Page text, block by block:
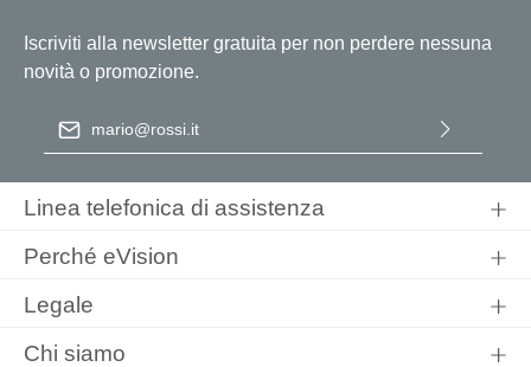
Iscriviti alla newsletter gratuita per non perdere nessuna
novità o promozione.
Indirizzo e-mail
termini e condizioni generali .
Linea telefonica di assistenza
Perché eVision
Legale
Chi siamo